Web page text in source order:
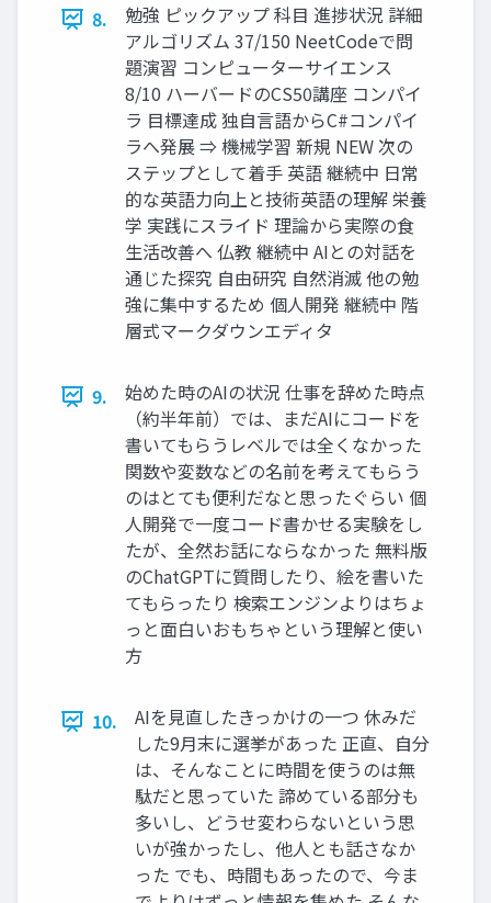
8.
勉強 ピックアップ 科目 進捗状況 詳細
アルゴリズム 37/150 NeetCodeで問
題演習 コンピューターサイエンス
8/10 ハーバードのCS50講座 コンパイ
ラ 目標達成 独自言語からC#コンパイ
ラへ発展 ⇒ 機械学習 新規 NEW 次の
ステップとして着手 英語 継続中 日常
的な英語力向上と技術英語の理解 栄養
学 実践にスライド 理論から実際の食
生活改善へ 仏教 継続中 AIとの対話を
通じた探究 自由研究 自然消滅 他の勉
強に集中するため 個人開発 継続中 階
層式マークダウンエディタ
9.
始めた時のAIの状況 仕事を辞めた時点
（約半年前）では、まだAIにコードを
書いてもらうレベルでは全くなかった
関数や変数などの名前を考えてもらう
のはとても便利だなと思ったぐらい 個
人開発で一度コード書かせる実験をし
たが、全然お話にならなかった 無料版
のChatGPTに質問したり、絵を書いた
てもらったり 検索エンジンよりはちょ
っと面白いおもちゃという理解と使い
方
10.
AIを見直したきっかけの一つ 休みだ
した9月末に選挙があった 正直、自分
は、そんなことに時間を使うのは無
駄だと思っていた 諦めている部分も
多いし、どうせ変わらないという思
いが強かったし、他人とも話さなか
った でも、時間もあったので、今ま